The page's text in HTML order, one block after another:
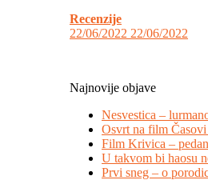
Recenzije
22/06/2022 22/06/2022
Najnovije objave
Nesvestica –
Osvrt na film
Film Krivica –
U takvom bi haosu
Prvi sneg – o